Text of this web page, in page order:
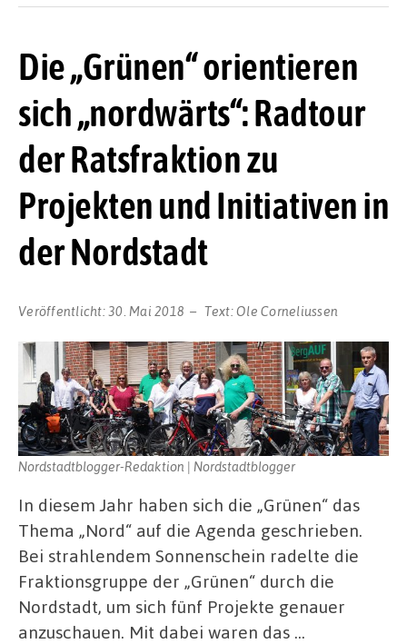
Die „Grünen“ orientieren
sich „nordwärts“: Radtour
der Ratsfraktion zu
Projekten und Initiativen in
der Nordstadt
Veröffentlicht:30. Mai 2018 Text:Ole Corneliussen
Nordstadtblogger-Redaktion | Nordstadtblogger
In diesem Jahr haben sich die „Grünen“ das
Thema „Nord“ auf die Agenda geschrieben.
Bei strahlendem Sonnenschein radelte die
Fraktionsgruppe der „Grünen“ durch die
Nordstadt, um sich fünf Projekte genauer
anzuschauen. Mit dabei waren das …